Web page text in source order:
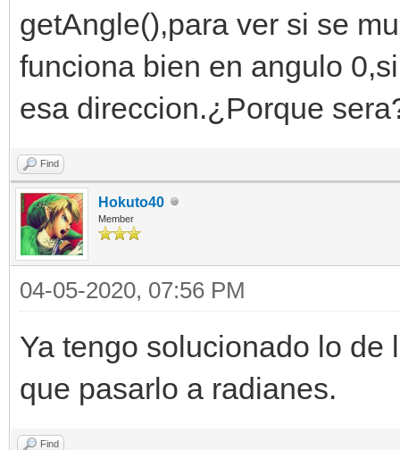
getAngle(),para ver si se
funciona bien en angulo
esa direccion.¿Porque
Find
Hokuto40
Member
04-05-2020, 07:56 PM
Ya tengo solucionado lo
que pasarlo a radianes.
Find